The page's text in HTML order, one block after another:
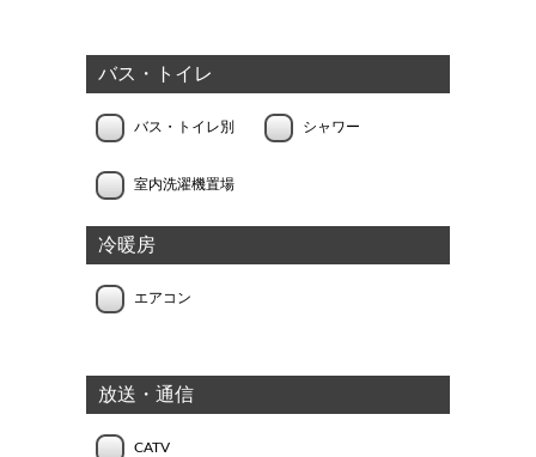
バス・トイレ
バス・トイレ別 シャワー
室内洗濯機置場
冷暖房
エアコン
放送・通信
CATV